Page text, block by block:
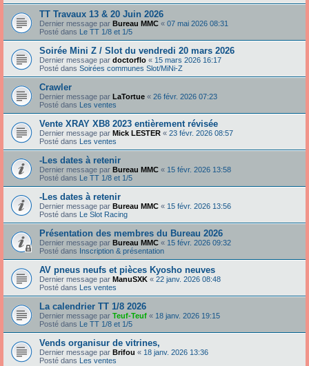
TT Travaux 13 & 20 Juin 2026
Dernier message par Bureau MMC « 07 mai 2026 08:31
Posté dans Le TT 1/8 et 1/5
Soirée Mini Z / Slot du vendredi 20 mars 2026
Dernier message par doctorflo « 15 mars 2026 16:17
Posté dans Soirées communes Slot/MiNi-Z
Crawler
Dernier message par LaTortue « 26 févr. 2026 07:23
Posté dans Les ventes
Vente XRAY XB8 2023 entièrement révisée
Dernier message par Mick LESTER « 23 févr. 2026 08:57
Posté dans Les ventes
-Les dates à retenir
Dernier message par Bureau MMC « 15 févr. 2026 13:58
Posté dans Le TT 1/8 et 1/5
-Les dates à retenir
Dernier message par Bureau MMC « 15 févr. 2026 13:56
Posté dans Le Slot Racing
Présentation des membres du Bureau 2026
Dernier message par Bureau MMC « 15 févr. 2026 09:32
Posté dans Inscription & présentation
AV pneus neufs et pièces Kyosho neuves
Dernier message par ManuSXK « 22 janv. 2026 08:48
Posté dans Les ventes
La calendrier TT 1/8 2026
Dernier message par Teuf-Teuf « 18 janv. 2026 19:15
Posté dans Le TT 1/8 et 1/5
Vends organisur de vitrines,
Dernier message par Brifou « 18 janv. 2026 13:36
Posté dans Les ventes